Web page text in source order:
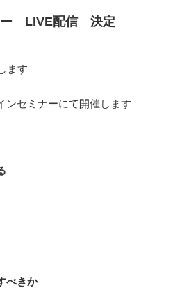
ー LIVE配信 決定
ます
ンセミナーにて開催します
べきか